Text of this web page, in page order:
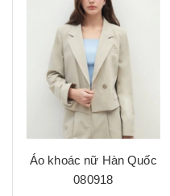
Áo khoác nữ Hàn Quốc
080918